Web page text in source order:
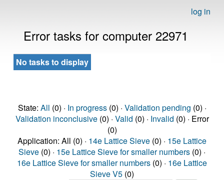
log in
Error tasks for computer 22971
No tasks to display
State: All (0) · In progress(0) · Validation pending (0) ·
Validation inconclusive(0) · Valid (0) · Invalid (0) · Error
(0)
Application: All (0) · 14e Lattice Sieve (0) · 15e Lattice
Sieve (0) · 15e Lattice Sieve for smaller numbers (0) ·
16e Lattice Sieve for smaller numbers (0) · 16e Lattice
Sieve V5 (0)